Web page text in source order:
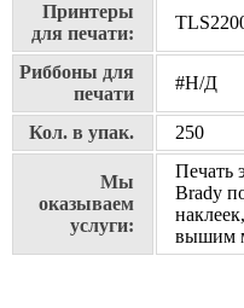
Принтеры
для печати:
Риббоны для
печати
#Н/Д
Кол. в упак. 250
Мы
оказываем
услуги:
Печать
Brady
вышим